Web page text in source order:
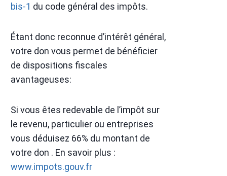
bis-1 du code général des impôts.
Étant donc reconnue d’intérêt général,
votre don vous permet de bénéficier
de dispositions fiscales
avantageuses:
Si vous êtes redevable de l’impôt sur
le revenu, particulier ou entreprises
vous déduisez 66% du montant de
votre don . En savoir plus :
www.impots.gouv.fr